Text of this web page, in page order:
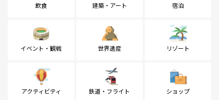
飲食 建築・アート 宿泊
イベント・観戦 世界遺産 リゾート
アクティビティ 鉄道・フライト ショップ